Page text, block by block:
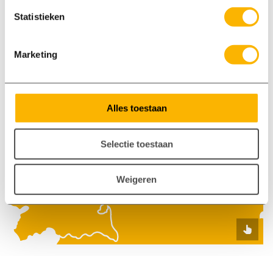
Statistieken
Marketing
Alles toestaan
Selectie toestaan
Weigeren